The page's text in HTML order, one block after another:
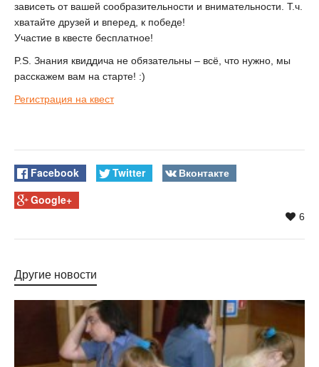
зависеть от вашей сообразительности и внимательности. Т.ч.
хватайте друзей и вперед, к победе!
Участие в квесте бесплатное!
P.S. Знания квиддича не обязательны – всё, что нужно, мы
расскажем вам на старте! :)
Регистрация на квест
Facebook Twitter
Вконтакте
Google+
6
Другие новости